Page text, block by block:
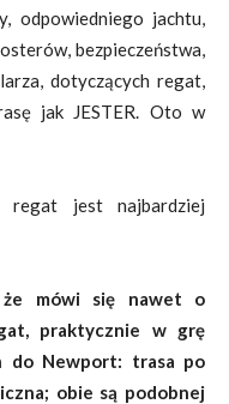
odpowiedniego jachtu,
bezpieczeństwa,
dotyczących regat,
jak JESTER. Oto w
regat jest najbardziej
że mówi się nawet o
praktycznie w grę
do Newport: trasa po
obie są podobnej